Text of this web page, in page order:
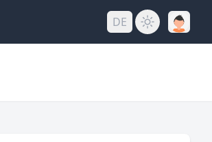
DE